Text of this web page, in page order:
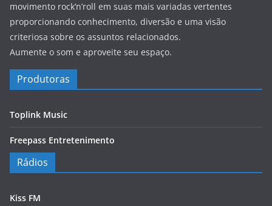
movimento rock’n’roll em suas mais variadas vertentes
proporcionando conhecimento, diversão e uma visão
criteriosa sobre os assuntos relacionados.
Aumente o som e aproveite seu espaço.
Produtoras
Toplink Music
Freepass Entretenimento
Rádios
Kiss FM